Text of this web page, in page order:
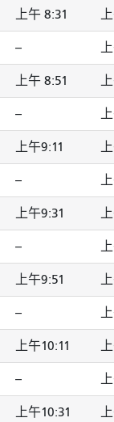
上午 8:31
--
上午 8:51
--
上午9:11
--
上午9:31
--
上午9:51
--
上午10:11
--
上午10:31